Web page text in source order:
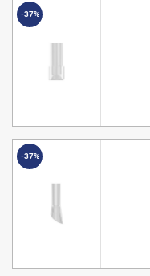
-37%
-37%